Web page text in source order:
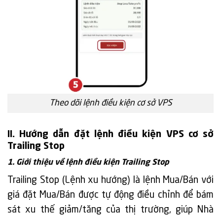
Theo dõi lệnh điều kiện cơ sở VPS
II. Hướng dẫn đặt lệnh điều kiện VPS cơ sở
Trailing Stop
1. Giới thiệu về lệnh điều kiện Trailing Stop
Trailing Stop (Lệnh xu hướng) là lệnh Mua/Bán với
giá đặt Mua/Bán được tự động điều chỉnh để bám
sát xu thế giảm/tăng của thị trường, giúp Nhà